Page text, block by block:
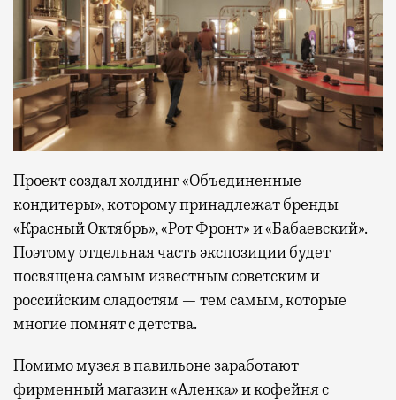
Проект создал холдинг «Объединенные
кондитеры», которому принадлежат бренды
«Красный Октябрь», «Рот Фронт» и «Бабаевский».
Поэтому отдельная часть экспозиции будет
посвящена самым известным советским и
российским сладостям — тем самым, которые
многие помнят с детства.
Помимо музея в павильоне заработают
фирменный магазин «Аленка» и кофейня с